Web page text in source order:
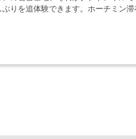
りを追体験できます。ホーチミン